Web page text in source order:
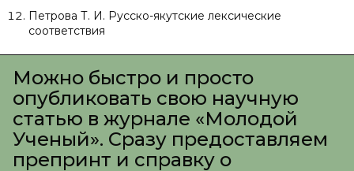
Петрова Т. И. Русско-якутские лексические
соответствия
Можно быстро и просто
опубликовать свою научную
статью в журнале «Молодой
Ученый». Сразу предоставляем
препринт и справку о